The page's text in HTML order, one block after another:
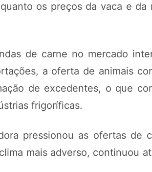
os preços da vaca e da
de carne no mercado
a oferta de animais
de excedentes, o que
frigoríficas.
pressionou as ofertas de
mais adverso, continuou
POTOSÍ Fertilizante